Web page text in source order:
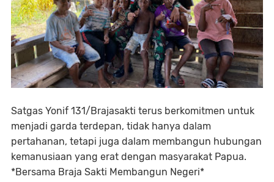
Satgas Yonif 131/Brajasakti terus berkomitmen untuk
menjadi garda terdepan, tidak hanya dalam
pertahanan, tetapi juga dalam membangun hubungan
kemanusiaan yang erat dengan masyarakat Papua.
*Bersama Braja Sakti Membangun Negeri*